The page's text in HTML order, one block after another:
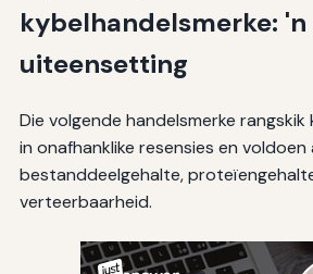
kybelhandelsmerke:
uiteensetting
Die volgende handelsmerke
in onafhanklike resensies en
bestanddeelgehalte,
verteerbaarheid.